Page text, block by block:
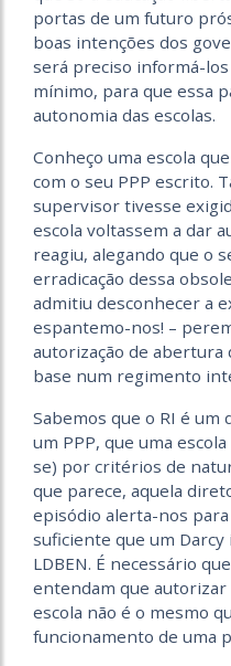
portas de um futuro
boas intenções dos
será preciso informá-
mínimo, para que essa
autonomia das escolas.
Conheço uma escola
com o seu PPP escrito.
supervisor tivesse
escola voltassem a dar
reagiu, alegando que o
erradicação dessa
admitiu desconhecer a
espantemo-nos! –
autorização de abertura
base num regimento
Sabemos que o RI é
um PPP, que uma
se) por critérios de
que parece, aquela
episódio alerta-nos
suficiente que um
LDBEN. É necessário
entendam que
escola não é o mesmo
funcionamento de uma